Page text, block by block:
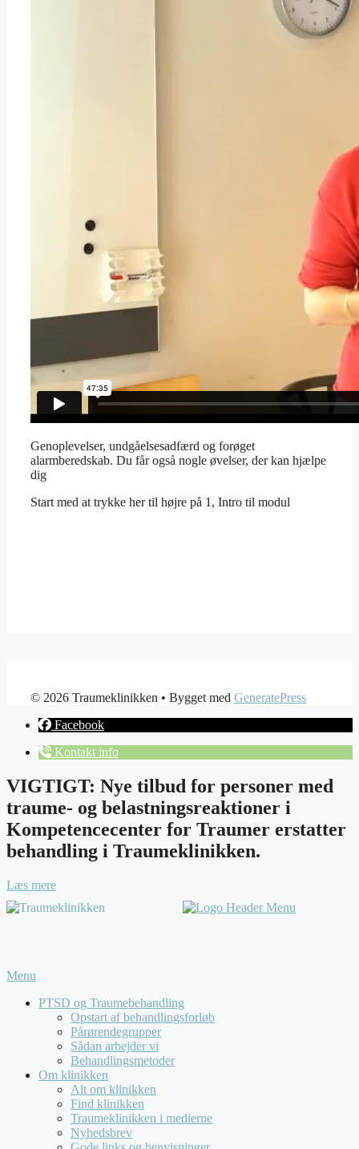
Genoplevelser, undgåelsesadfærd og forøget
alarmberedskab. Du får også nogle øvelser, der kan hjælpe
dig
Start med at trykke her til højre på 1, Intro til modul
© 2026 Traumeklinikken • Bygget med GeneratePress
Facebook
Kontakt info
VIGTIGT: Nye tilbud for personer med
traume- og belastningsreaktioner i
Kompetencecenter for Traumer erstatter
behandling i Traumeklinikken.
Læs mere
Menu
PTSD og Traumebehandling
Opstart af behandlingsforløb
Pårørendegrupper
Sådan arbejder vi
Behandlingsmetoder
Om klinikken
Alt om klinikken
Find klinikken
Traumeklinikken i medierne
Nyhedsbrev